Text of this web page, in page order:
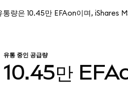
량은 10.45만 EFAon이며, iShares
유통 중인 공급량
10.45만